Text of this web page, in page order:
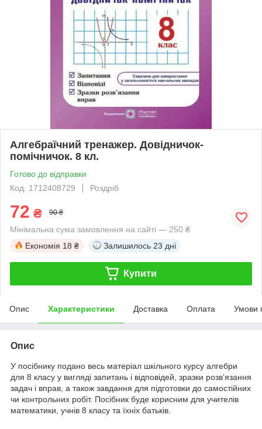
Алгебраїчний тренажер. Довідничок-
помічничок. 8 кл.
Готово до відправки
Код: 1712408729
Роздріб
72 ₴ 90 ₴
Мінімальна сума замовлення на сайті — 250 ₴
Економія 18 ₴ Залишилось 23 дні
Купити
Опис Характеристики Доставка Оплата Умови
Опис
У посібнику подано весь матеріал шкільного курсу алгебри
для 8 класу у вигляді запитань і відповідей, зразки розв’язання
задач і вправ, а також завдання для підготовки до самостійних
чи контрольних робіт. Посібник буде корисним для учителів
математики, учнів 8 класу та їхніх батьків.